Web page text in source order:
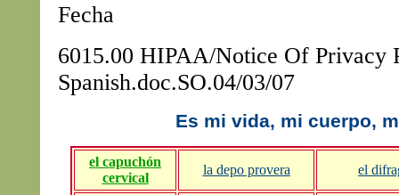
Fecha
6015.00 HIPAA/Notice Of Privacy
Spanish.doc.SO.04/03/07
Es mi vida, mi cuerpo,
el capuchón
cervical
la depo provera el